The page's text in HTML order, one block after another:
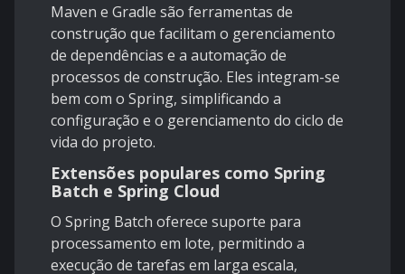
Maven e Gradle são ferramentas de
construção que facilitam o gerenciamento
de dependências e a automação de
processos de construção. Eles integram-se
bem com o Spring, simplificando a
configuração e o gerenciamento do ciclo de
vida do projeto.
Extensões populares como Spring
Batch e Spring Cloud
O Spring Batch oferece suporte para
processamento em lote, permitindo a
execução de tarefas em larga escala,